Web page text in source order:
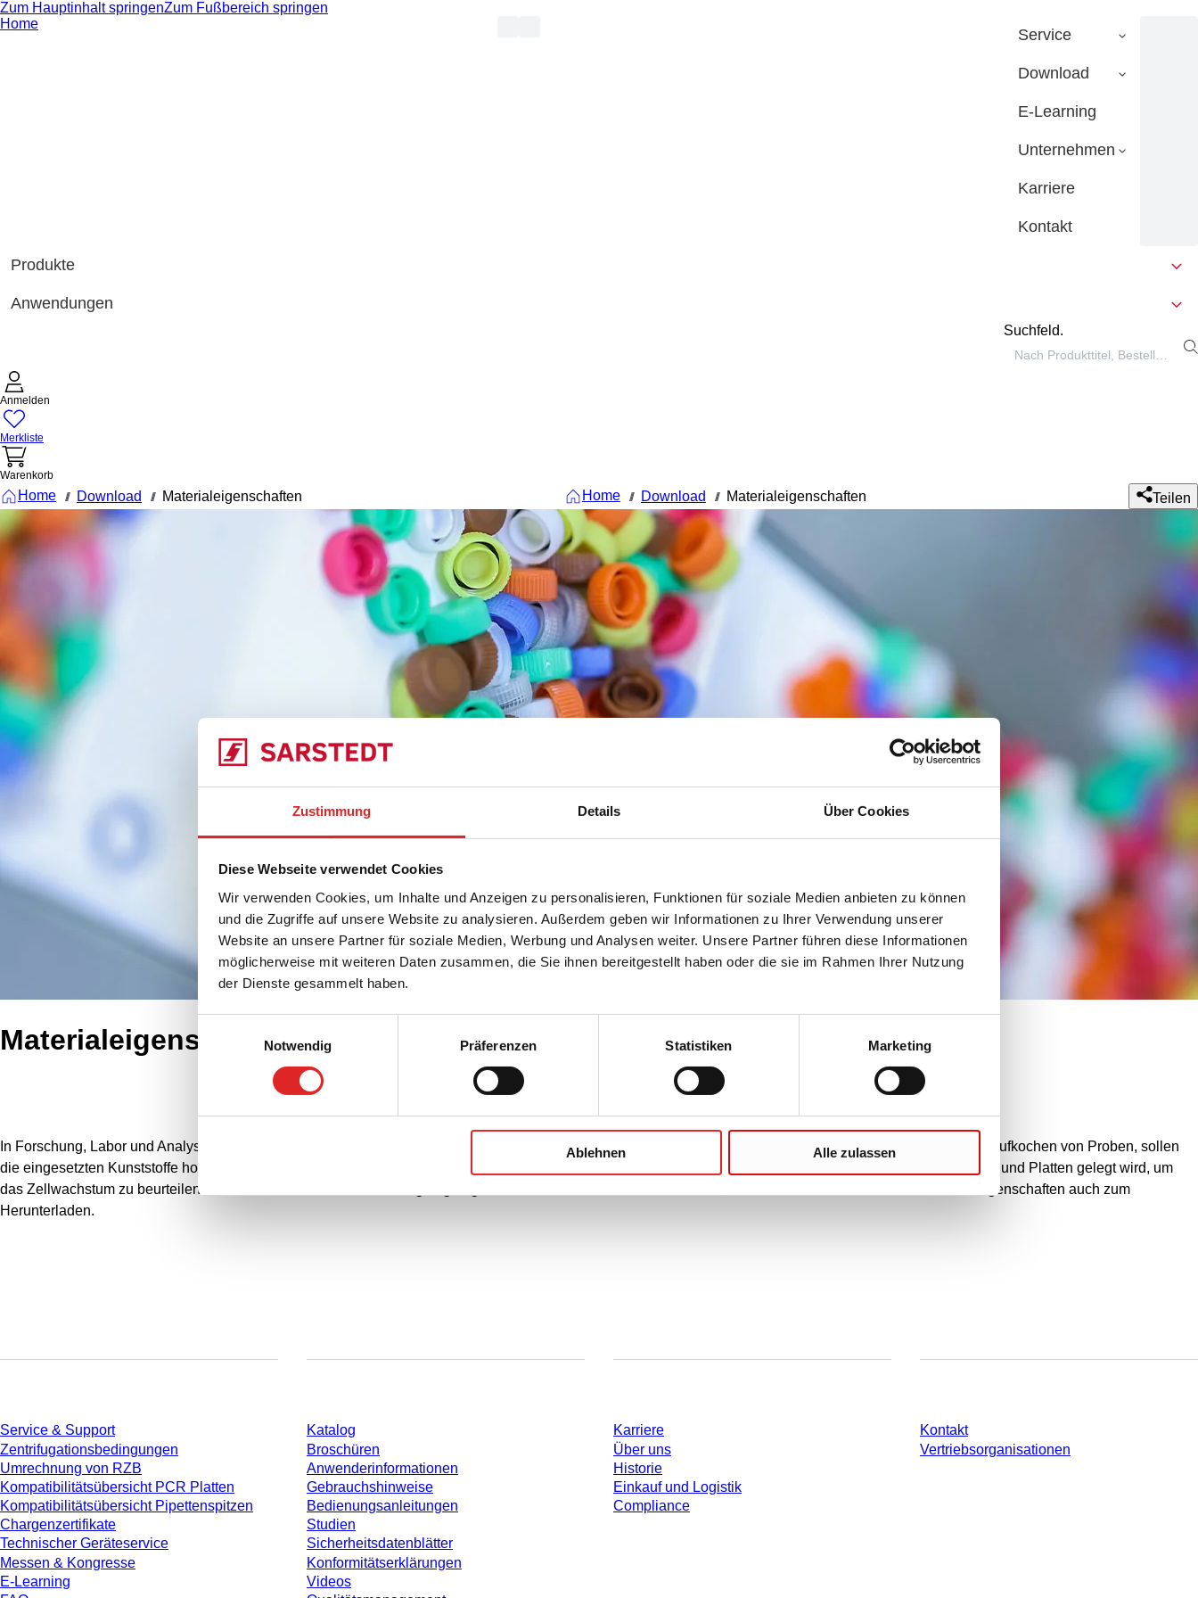
Zustimmung Details Über Cookies
Diese Webseite verwendet Cookies
Wir verwenden Cookies, um Inhalte und Anzeigen zu personalisieren, Funktionen für soziale Medien anbieten zu können
und die Zugriffe auf unsere Website zu analysieren. Außerdem geben wir Informationen zu Ihrer Verwendung unserer
Website an unsere Partner für soziale Medien, Werbung und Analysen weiter. Unsere Partner führen diese Informationen
möglicherweise mit weiteren Daten zusammen, die Sie ihnen bereitgestellt haben oder die sie im Rahmen Ihrer Nutzung
der Dienste gesammelt haben.
Notwendig
Präferenzen Statistiken Marketing
Ablehnen Alle zulassen
Zum Hauptinhalt springenZum Fußbereich springen
Home
Service
Download
E-Learning
Unternehmen
Karriere
Kontakt
Produkte
Anwendungen
Suchfeld.
Anmelden
Merkliste
Warenkorb
Home /// Download /// Materialeigenschaften Home /// Download /// Materialeigenschaften Teilen
Materialeigenschaften
n Forschung, Labor und Analyse müssen Sarstedt-Produkte unterschiedliche Anforderungen erfüllen. In einigen Anwendungen, wie beim Autoklavieren oder Aufkochen von Proben, sollen
die eingesetzten Kunststoffe hohen Temperaturen standhalten, während beispielsweise in der Zellkultur vermehrt Wert auf eine hohe Transparenz der Schalen und Platten gelegt wird, um
das Zellwachstum zu beurteilen. Damit Sie das für Ihre Anwendungen geeignete Material leichter ermitteln können, finden Sie nun eine Tabelle mit Materialeigenschaften auch zum
Herunterladen.
Service & Support
Zentrifugationsbedingungen
Umrechnung von RZB
Kompatibilitätsübersicht PCR Platten
Kompatibilitätsübersicht Pipettenspitzen
Chargenzertifikate
Technischer Geräteservice
Messen & Kongresse
E-Learning
Katalog
Broschüren
Anwenderinformationen
Gebrauchshinweise
Bedienungsanleitungen
Studien
Sicherheitsdatenblätter
Konformitätserklärungen
Videos
Karriere
Über uns
Historie
Einkauf und Logistik
Compliance
Kontakt
Vertriebsorganisationen